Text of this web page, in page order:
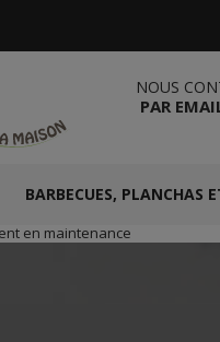
NOUS
PAR
BARBECUES, PLANCHAS